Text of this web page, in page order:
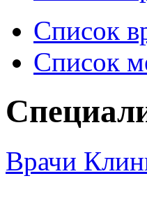
Список
Список
Врачи